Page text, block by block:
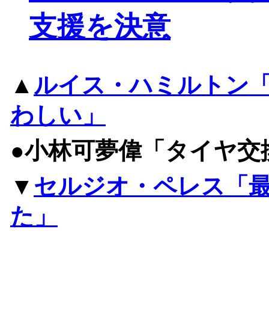
支援を決意
▲ ルイス・ハミルトン
わしい」
●小林可夢偉「タイヤ
▼ セルジオ・ペレス「
た」